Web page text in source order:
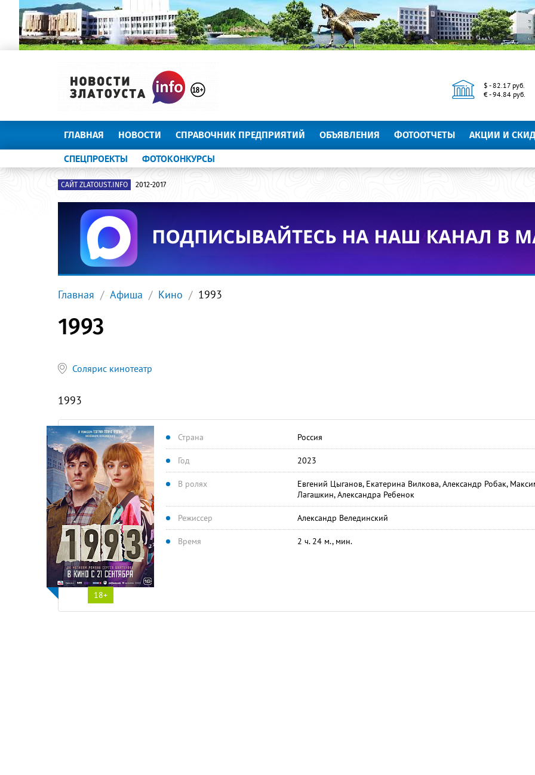
$ - 82.17 руб.
€ - 94.84 руб.
ГЛАВНАЯ НОВОСТИ СПРАВОЧНИК ПРЕДПРИЯТИЙ ОБЪЯВЛЕНИЯ ФОТООТЧЕТЫ АКЦИИ И
СПЕЦПРОЕКТЫ ФОТОКОНКУРСЫ
САЙТ ZLATOUST.INFO 2012-2017
Главная Афиша Кино 1993
1993
Солярис кинотеатр
1993
18+
Страна Россия
Год 2023
В ролях
Евгений Цыганов, Екатерина Вилкова, Александр Робак,
Лагашкин, Александра Ребенок
Режиссер Александр Велединский
Время 2 ч. 24 м., мин.